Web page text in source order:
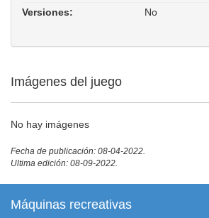
Versiones:
No
Imágenes del juego
No hay imágenes
Fecha de publicación: 08-04-2022.
Ultima edición: 08-09-2022.
Máquinas recreativas